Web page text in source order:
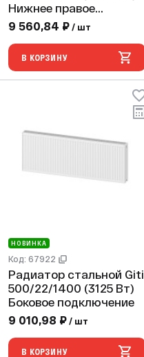
Нижнее правое
подключение
9 560,84 ₽ / шт
В КОРЗИНУ
НОВИНКА
Код: 67922
Радиатор стальной Giti
500/22/1400 (3125 Вт)
Боковое подключение
9 010,98 ₽ / шт
В КОРЗИНУ